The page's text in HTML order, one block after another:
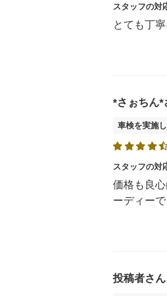
スタッフの対
とても丁
*さぉちん*
車検を実施
スタッフの対
価格も良
ーディー
投稿者さん